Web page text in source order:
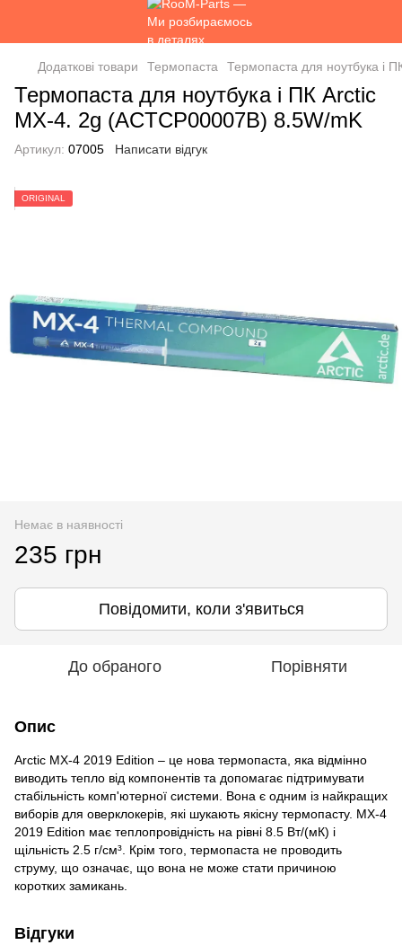
Додаткові товари Термопаста Термопаста для ноутбука і
Термопаста для ноутбука і ПК Arctic
MX-4. 2g (ACTCP00007B) 8.5W/mK
Артикул: 07005 Написати відгук
ORIGINAL
Немає в наявності
235 грн
Повідомити, коли з'явиться
До обраного Порівняти
Опис
Arctic MX-4 2019 Edition – це нова термопаста, яка відмінно
виводить тепло від компонентів та допомагає підтримувати
стабільність комп'ютерної системи. Вона є одним із найкращих
виборів для оверклокерів, які шукають якісну термопасту. MX-4
2019 Edition має теплопровідність на рівні 8.5 Вт/(мК) і
щільність 2.5 г/см³. Крім того, термопаста не проводить
струму, що означає, що вона не може стати причиною
коротких замикань.
Відгуки